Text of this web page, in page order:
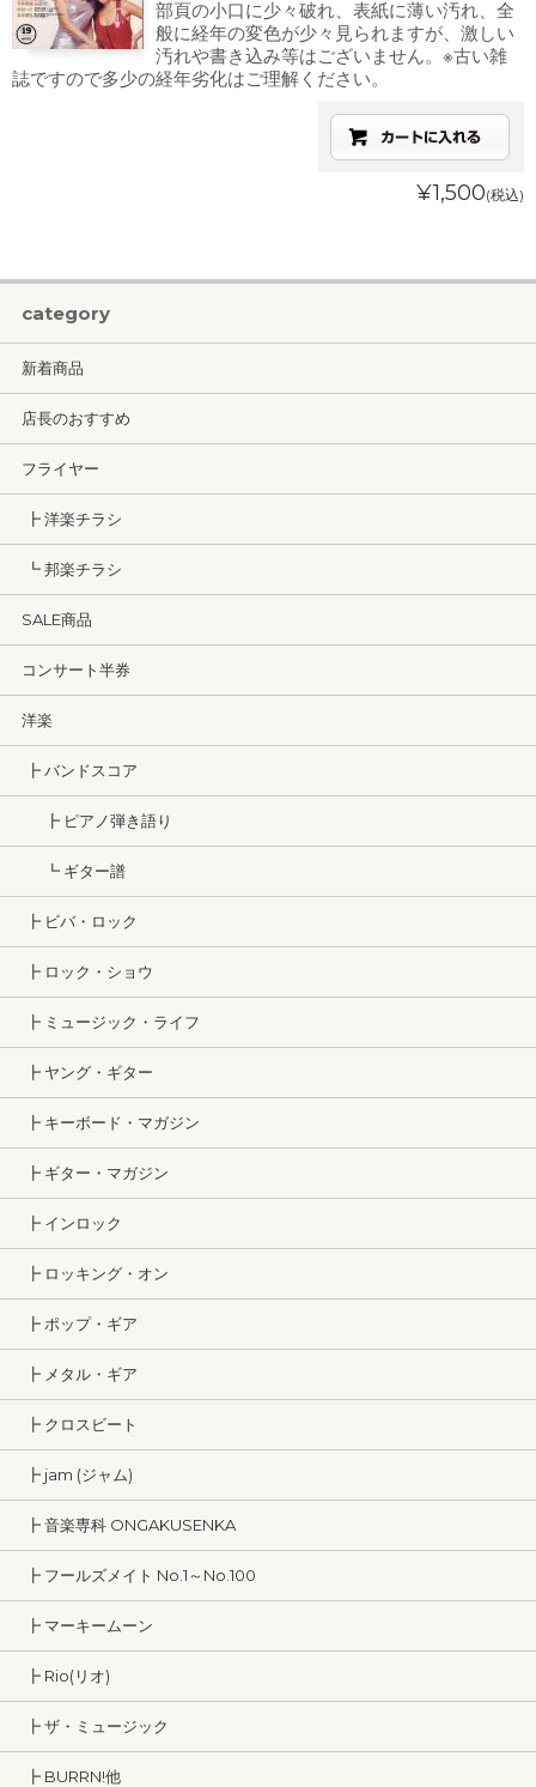
部頁の小口に少々破れ、表紙に薄い汚れ、全
般に経年の変色が少々見られますが、激しい
汚れや書き込み等はございません。※古い雑
誌ですので多少の経年劣化はご理解ください。
¥1,500(税込)
category
新着商品
店長のおすすめ
フライヤー
┣ 洋楽チラシ
┗ 邦楽チラシ
SALE商品
コンサート半券
洋楽
┣ バンドスコア
┣ ピアノ弾き語り
┗ ギター譜
┣ ビバ・ロック
┣ ロック・ショウ
┣ ミュージック・ライフ
┣ ヤング・ギター
┣ キーボード・マガジン
┣ ギター・マガジン
┣ インロック
┣ ロッキング・オン
┣ ポップ・ギア
┣ メタル・ギア
┣ クロスビート
┣ jam (ジャム)
┣ 音楽専科 ONGAKUSENKA
┣ フールズメイト No.1～No.100
┣ マーキームーン
┣ Rio(リオ)
┣ ザ・ミュージック
┣ BURRN!他